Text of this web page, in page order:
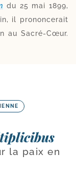
du 25 mai 1899,
il pro­non­ce­rait
au Sacré-​Cœur.
la paix en